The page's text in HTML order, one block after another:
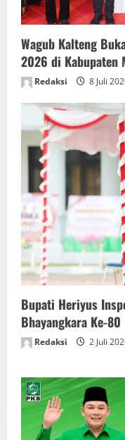
Wagub Kalteng
2026 di Kabupaten
Redaksi 8 Juli
Bupati Heriyus
Bhayangkara Ke-80
Redaksi 2 Juli